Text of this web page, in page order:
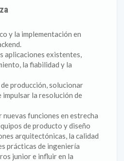
y la implementación en
aplicaciones existentes,
la fiabilidad y la
producción, solucionar
impulsar la resolución de
funciones en estrecha
de producto y diseño
arquitectónicas, la calidad
prácticas de ingeniería
junior e influir en la